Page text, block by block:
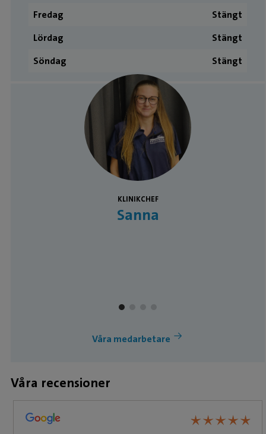
Fredag
Stängt
Lördag
Stängt
Söndag
Stängt
Medarbetare
KLINIKCHEF
Sanna
Våra medarbetare
Våra recensioner
★★★★★
★★★★★